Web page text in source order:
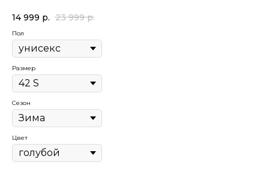
14 999 р. 23 999 р.
Пол
Размер
Сезон
Цвет